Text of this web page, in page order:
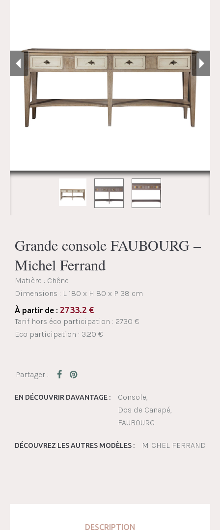
Grande console FAUBOURG –
Michel Ferrand
Matière : Chêne
Dimensions : L 180 x H 80 x P 38 cm
À partir de : 2733.2 €
Tarif hors éco participation : 2730 €
Eco participation : 3.20 €
EN DÉCOUVRIR DAVANTAGE :
Console
Dos de Canapé
FAUBOURG
DÉCOUVREZ LES AUTRES MODÈLES : MICHEL FERRAND
DESCRIPTION